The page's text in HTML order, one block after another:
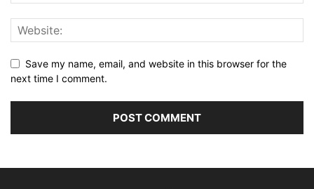
Save my name, email, and website in this browser for the
next time I comment.